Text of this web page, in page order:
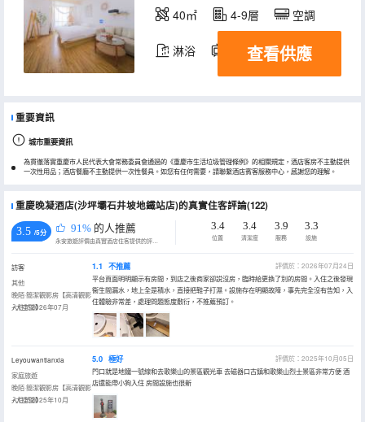
40㎡ 4-9層 空調
淋浴 電視機 冰箱
查看供應
重要資訊
城市重要資訊
為貫徹落實重慶市人民代表大會常務委員會通過的《重慶市生活垃圾管理條例》的相關規定，酒店客房不主動提供
一次性用品；酒店餐廳不主動提供一次性餐具。如您有任何需要，請聯繫酒店賓客服務中心，感謝您的理解。
重慶晚凝酒店(沙坪壩石井坡地鐵站店)的真實住客評論(122)
3.5 /5分 91% 的人推薦
永安旅遊評價由真實酒店住客提供的評價。
3.4
位置
3.4
清潔度
3.9
服務
3.3
設施
訪客
其他
晚陌·簡潔觀影房【高清觀影
+大空間】
入住於2026年07月
1.1 不推薦
評價於：2026年07月24日
平台頁面明明顯示有房間，到店之後商家卻説沒房，臨時給更換了別的房間。入住之後發現
衞生間漏水，地上全是積水，直接把鞋子打濕。設施存在明顯故障，事先完全沒有告知，入
住體驗非常差，處理問題態度敷衍，不推薦預訂。
Leyouwantianxia
家庭旅遊
晚陌·簡潔觀影房【高清觀影
+大空間】
入住於2025年10月
5.0 極好
評價於：2025年10月05日
門口就是地鐵一號線和去歌樂山的景區觀光車 去磁器口古鎮和歌樂山烈士景區非常方便 酒
店還能帶小狗入住 房間設施也很新